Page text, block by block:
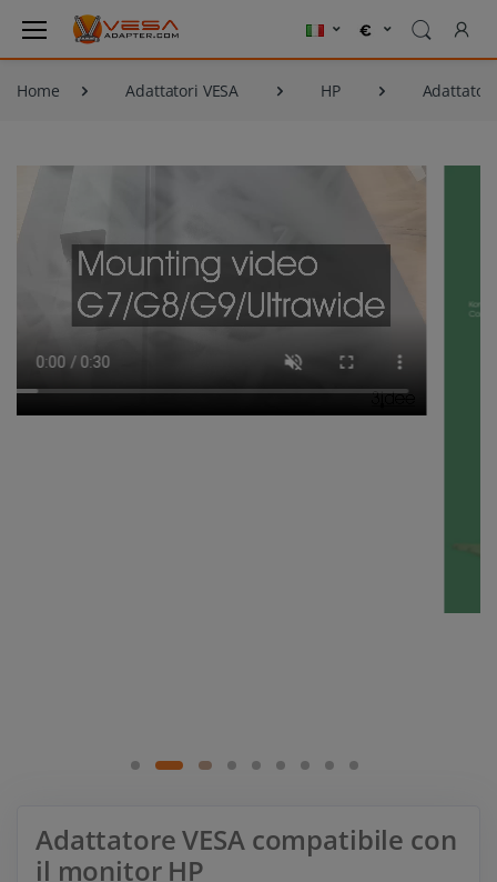
Home Adattatori VESA HP
Adattatore VESA compatibile con
il monitor HP